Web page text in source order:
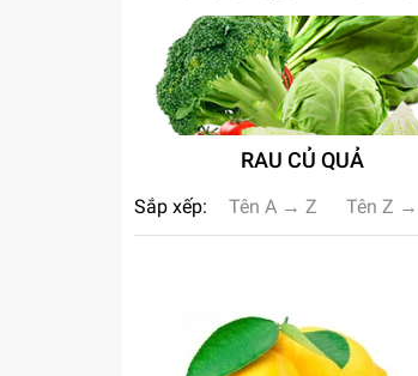
RAU CỦ QUẢ
Sắp xếp: Tên A → Z Tên Z